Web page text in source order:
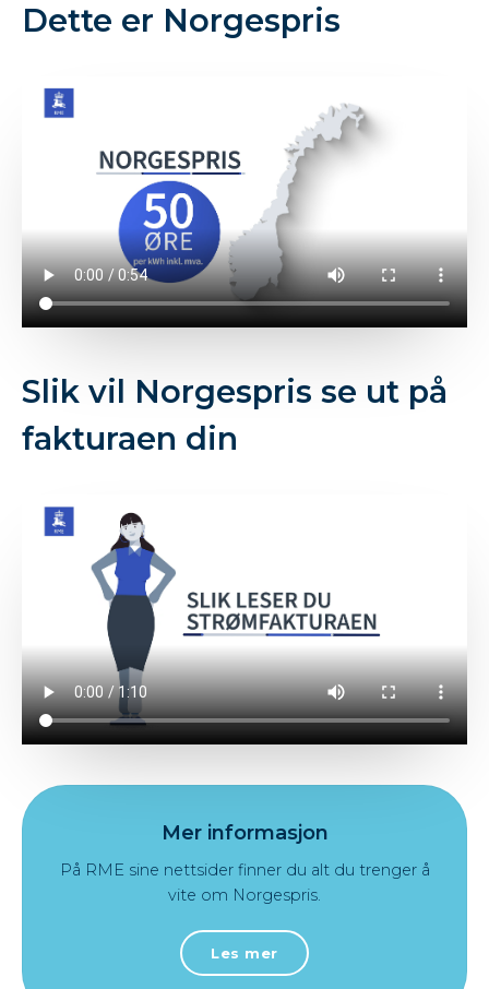
Dette er Norgespris
Slik vil Norgespris se ut på
fakturaen din
Mer informasjon
På RME sine nettsider finner du alt du trenger å
vite om Norgespris.
Les mer